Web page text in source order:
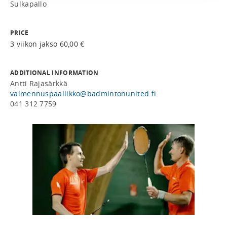
Sulkapallo
PRICE
3 viikon jakso 60,00 €
ADDITIONAL INFORMATION
Antti Rajasärkkä
valmennuspaallikko@badmintonunited.fi
041 312 7759